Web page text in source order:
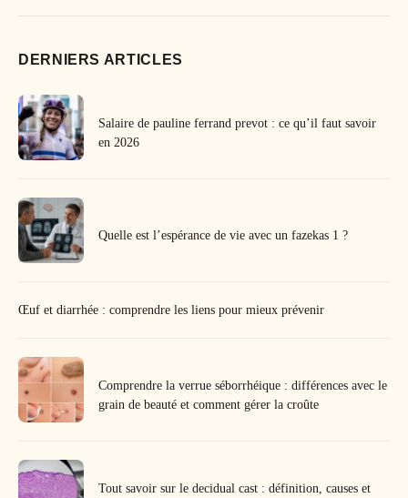
DERNIERS ARTICLES
Salaire de pauline ferrand prevot : ce qu’il faut savoir
en 2026
Quelle est l’espérance de vie avec un fazekas 1 ?
Œuf et diarrhée : comprendre les liens pour mieux prévenir
Comprendre la verrue séborrhéique : différences avec le
grain de beauté et comment gérer la croûte
Tout savoir sur le decidual cast : définition, causes et